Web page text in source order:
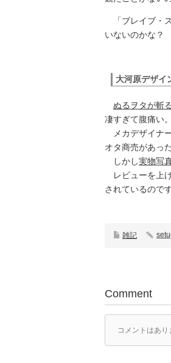
「ブレイブ・
いないのかな？
大河原デザイ
ぬるヲタが斬る
凄すぎて腹痛い。
メカデザイナ
オタ商売があっ
しかし実物写
レビューを上
されているので
雑記
Comment
コメントはあり